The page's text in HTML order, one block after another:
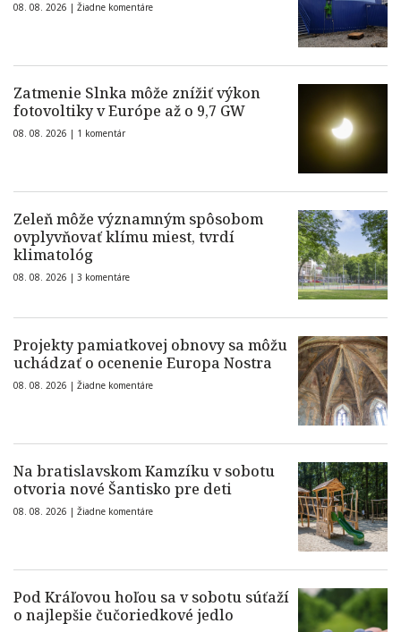
08. 08. 2026 | Žiadne komentáre
Zatmenie Slnka môže znížiť výkon
fotovoltiky v Európe až o 9,7 GW
08. 08. 2026 | 1 komentár
Zeleň môže významným spôsobom
ovplyvňovať klímu miest, tvrdí
klimatológ
08. 08. 2026 | 3 komentáre
Projekty pamiatkovej obnovy sa môžu
uchádzať o ocenenie Europa Nostra
08. 08. 2026 | Žiadne komentáre
Na bratislavskom Kamzíku v sobotu
otvoria nové Šantisko pre deti
08. 08. 2026 | Žiadne komentáre
Pod Kráľovou hoľou sa v sobotu súťaží
o najlepšie čučoriedkové jedlo